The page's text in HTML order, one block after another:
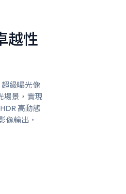
越性
超級曝光像
場景，實現
高動態
像輸出，